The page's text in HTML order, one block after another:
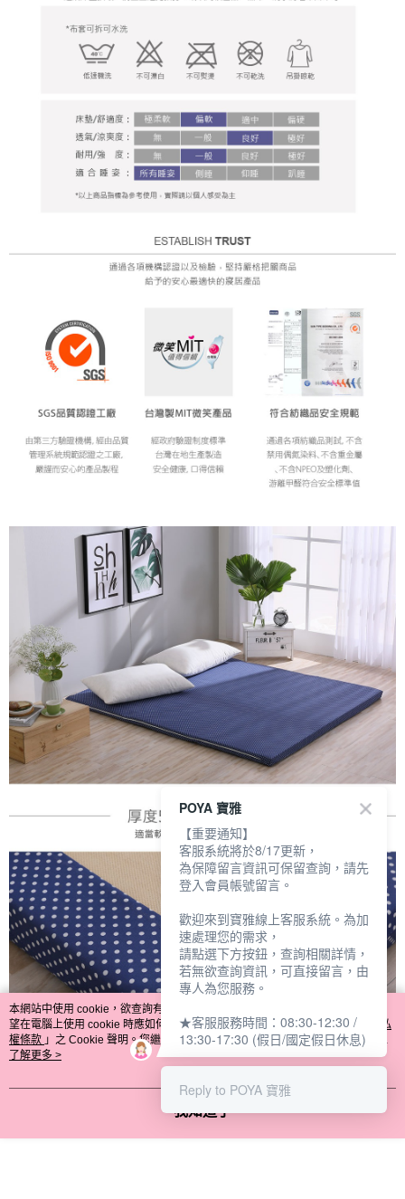
本網站中使用 cookie，欲查詢有關本網站使用 cookie 方式之詳情，及若您不希
望在電腦上使用 cookie 時應如何變更電腦的 cookie 設定，請參閱本網站「
隱私
權條款 」之 Cookie 聲明。您繼續使用本網站即表示您同意本公司得按本網站使
用條款之 Cookie 聲明使用 cookie。
了解更多 >
我知道了
POYA 寶雅
【重要通知】
客服系統將於8/17更新，
為保障留言資訊可保留查詢，請先
登入會員帳號留言。
歡迎來到寶雅線上客服系統。為加
速處理您的需求，
請點選下方按鈕，查詢相關詳情，
若無欲查詢資訊，可直接留言，由
專人為您服務。
★客服服務時間：08:30-12:30 /
13:30-17:30 (假日/國定假日休息)
Reply to POYA 寶雅